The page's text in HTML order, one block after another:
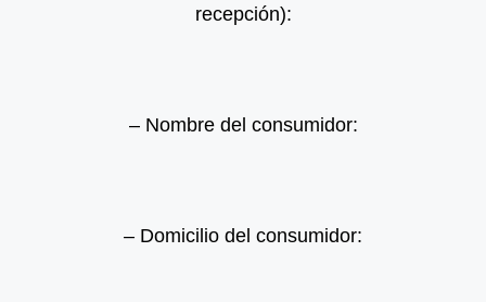
recepción):
– Nombre del consumidor:
– Domicilio del consumidor: